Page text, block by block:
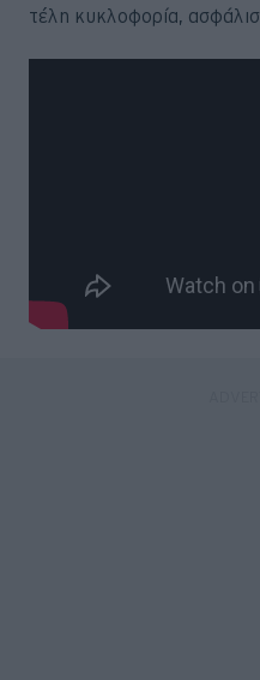
τέλη κυκλοφορία,